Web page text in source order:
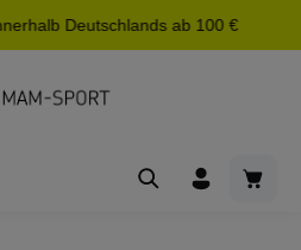
Deutschlands ab 100 €